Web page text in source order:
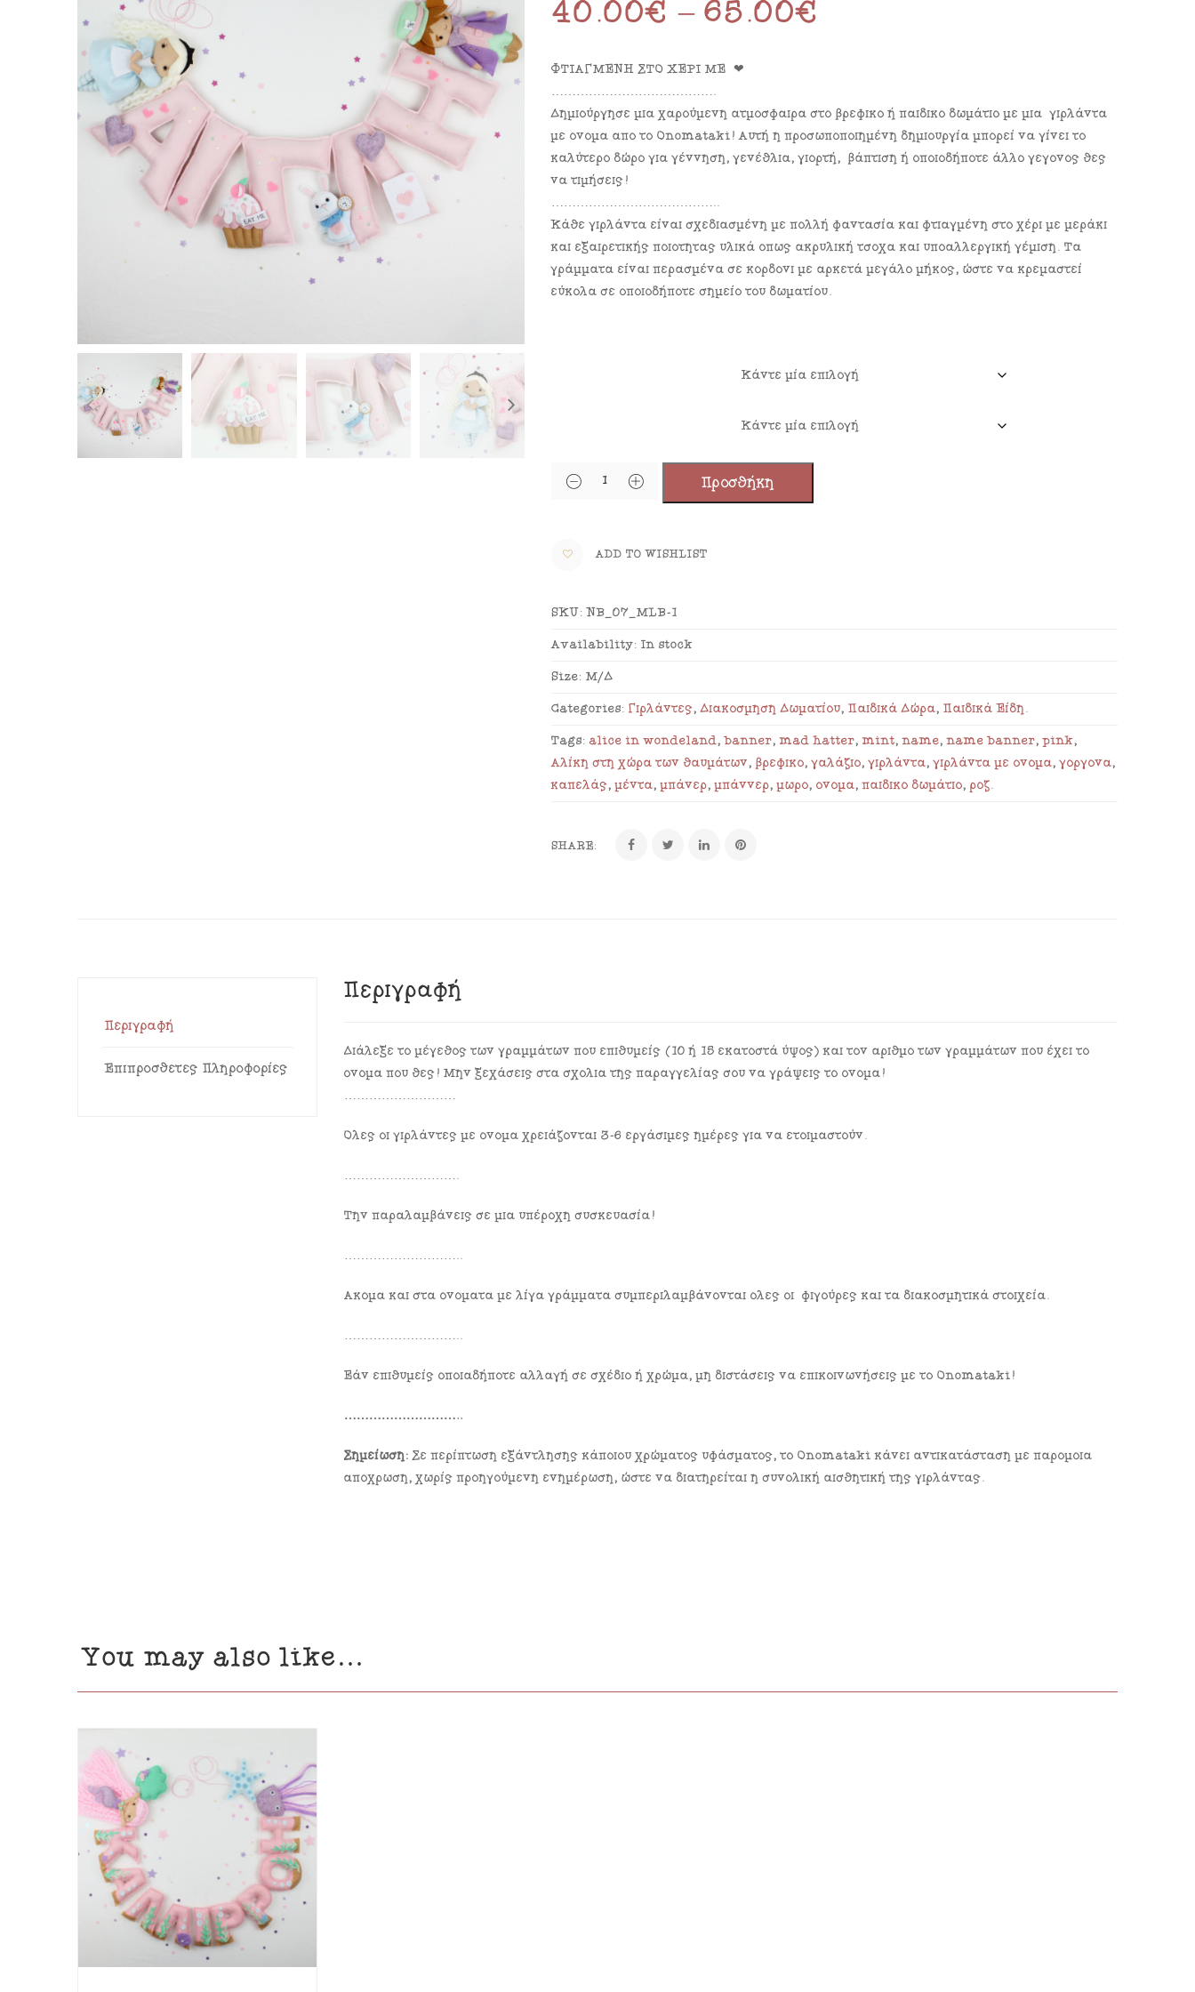
40.00€ – 65.00€
ΦΤΙΑΓΜΕΝΗ ΣΤΟ ΧΕΡΙ ΜΕ ❤
………………………………….
Δημιούργησε μια χαρούμενη ατμόσφαιρα στο βρεφικό ή παιδικό δωμάτιο με μια γιρλάντα
με όνομα από το Onomataki! Αυτή η προσωποποιημένη δημιουργία μπορεί να γίνει το
καλύτερο δώρο για γέννηση, γενέθλια, γιορτή, βάπτιση ή οποιοδήποτε άλλο γεγονός θες
να τιμήσεις!
…………………………………..
Κάθε γιρλάντα είναι σχεδιασμένη με πολλή φαντασία και φτιαγμένη στο χέρι με μεράκι
και εξαιρετικής ποιότητας υλικά όπως ακρυλική τσόχα και υποαλλεργική γέμιση. Tα
γράμματα είναι περασμένα σε κορδόνι με αρκετά μεγάλο μήκος, ώστε να κρεμαστεί
εύκολα σε οποιοδήποτε σημείο του δωματίου.
Προσθήκη
ADD TO WISHLIST
SKU: NB_07_MLB-1
Availability: In stock
Size: Μ/Δ
Categories: Γιρλάντες,Διακόσμηση Δωματίου,Παιδικά Δώρα,Παιδικά Είδη.
Tags: alice in wondeland,banner,mad hatter,mint,name,name banner,pink,
Αλίκη στη χώρα των θαυμάτων,βρεφικό,γαλάζιο,γιρλάντα,γιρλάντα με όνομα,γοργόνα,
καπελάς,μέντα,μπάνερ,μπάννερ,μωρό,όνομα,παιδικό δωμάτιο,ροζ.
SHARE:
Περιγραφή
Επιπρόσθετες Πληροφορίες
Περιγραφή
Διάλεξε το μέγεθος των γραμμάτων που επιθυμείς (10 ή 15 εκατοστά ύψος) και τον αριθμό των γραμμάτων που έχει το
όνομα που θες! Μην ξεχάσεις στα σχόλια της παραγγελίας σου να γράψεις το όνομα!
………………………
Όλες οι γιρλάντες με όνομα χρειάζονται 3-6 εργάσιμες ημέρες για να ετοιμαστούν.
……………………….
Την παραλαμβάνεις σε μια υπέροχη συσκευασία!
………………………..
Ακόμα και στα ονόματα με λίγα γράμματα συμπεριλαμβάνονται όλες οι φιγούρες και τα διακοσμητικά στοιχεία.
………………………..
Εάν επιθυμείς οποιαδήποτε αλλαγή σε σχέδιο ή χρώμα, μη διστάσεις να επικοινωνήσεις με το Onomataki!
………………………..
Σημείωση: Σε περίπτωση εξάντλησης κάποιου χρώματος υφάσματος, το Onomataki κάνει αντικατάσταση με παρόμοια
απόχρωση, χωρίς προηγούμενη ενημέρωση, ώστε να διατηρείται η συνολική αισθητική της γιρλάντας.
You may also like…